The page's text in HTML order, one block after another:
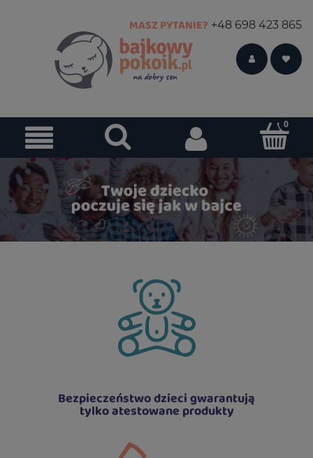
MASZ PYTANIE? +48 698 423 865
Bezpieczeństwo dzieci gwarantują
tylko atestowane produkty